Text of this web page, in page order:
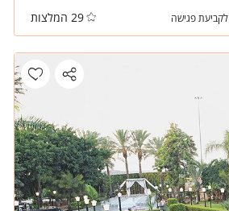
לקביעת פגישה 29 המלצות